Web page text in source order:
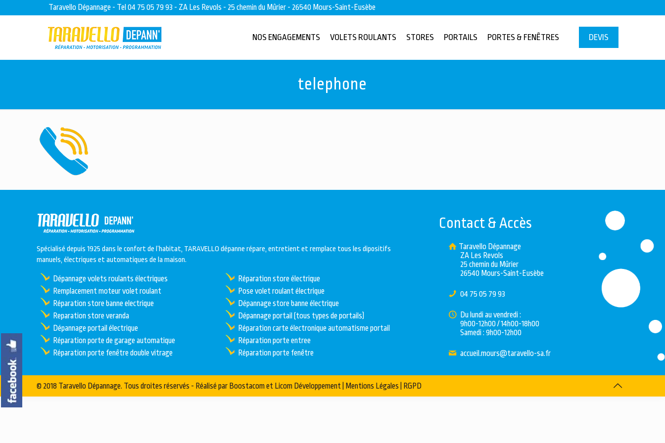
Taravello Dépannage - Tel 04 75 05 79 93 - ZA Les Revols - 25 chemin du Mûrier - 26540 Mours-Saint-Eusèbe
NOS ENGAGEMENTS VOLETS ROULANTS STORES PORTAILS PORTES & FENÊTRES DEVIS
telephone
Spécialisé depuis 1925 dans le confort de l’habitat, TARAVELLO dépanne répare, entretient et remplace tous les dipositifs
manuels, électriques et automatiques de la maison.
Dépannage volets roulants électriques
Remplacement moteur volet roulant
Réparation store banne electrique
Reparation store veranda
Dépannage portail électrique
Réparation porte de garage automatique
Réparation porte fenêtre double vitrage
Réparation store électrique
Pose volet roulant électrique
Dépannage store banne électrique
Dépannage portail (tous types de portails)
Réparation carte électronique automatisme portail
Réparation porte entree
Réparation porte fenêtre
Contact & Accès
Taravello Dépannage
ZA Les Revols
25 chemin du Mûrier
26540 Mours-Saint-Eusèbe
04 75 05 79 93
Du lundi au vendredi :
9h00-12h00 / 14h00-18h00
Samedi : 9h00-12h00
accueil.mours@taravello-sa.fr
© 2018 Taravello Dépannage. Tous droites réservés - Réalisé par Boostacomet Licom Développement Mentions Légales RGPD